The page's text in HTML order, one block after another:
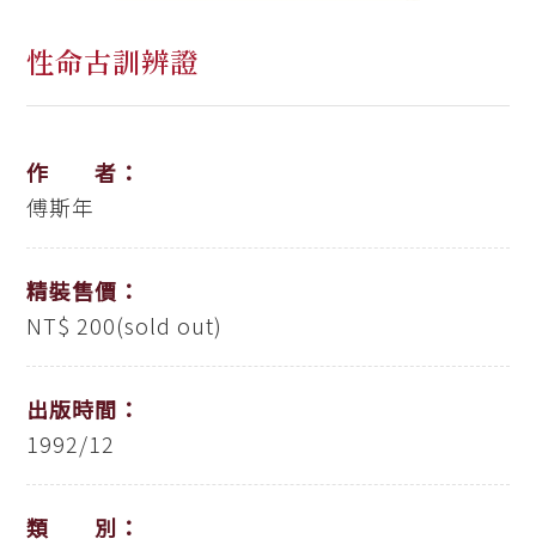
性命古訓辨證
作 者：
傅斯年
精裝售價：
NT$ 200(sold out)
出版時間：
1992/12
類 別：